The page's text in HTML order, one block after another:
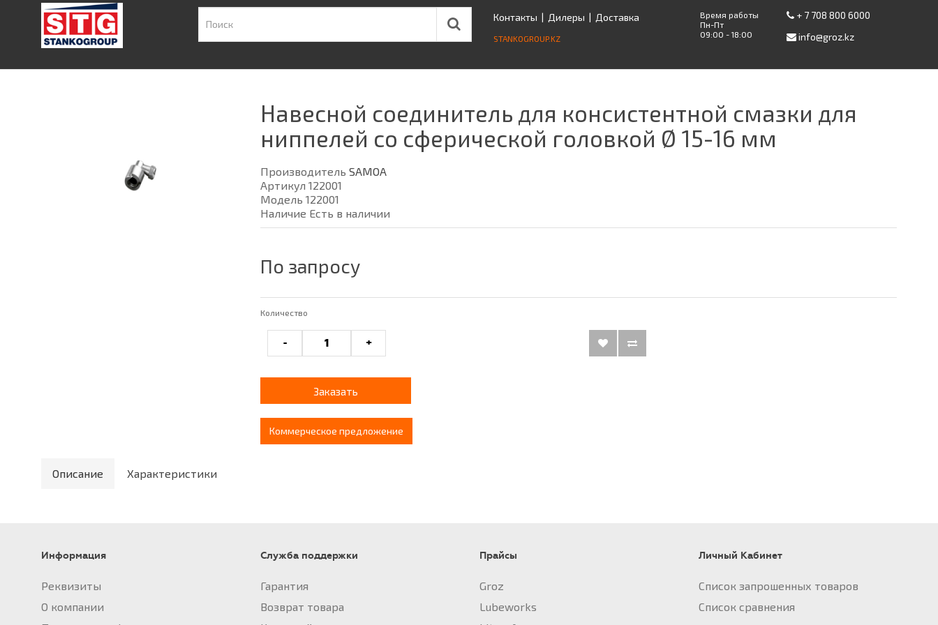
Контакты | Дилеры | Доставка
STANKOGROUP.KZ
Время работы
Пн-Пт
09:00 - 18:00
+ 7 708 800 6000
info@groz.kz
Навесной соединитель для консистентной смазки для
ниппелей со сферической головкой Ø 15-16 мм
Производитель SAMOA
Артикул 122001
Модель 122001
Наличие Есть в наличии
По запросу
Количество
- +
Заказать
Коммерческое предложение
Описание Характеристики
Информация
Реквизиты
О компании
Служба поддержки
Гарантия
Возврат товара
Прайсы
Groz
Lubeworks
Личный Кабинет
Список запрошенных товаров
Список сравнения